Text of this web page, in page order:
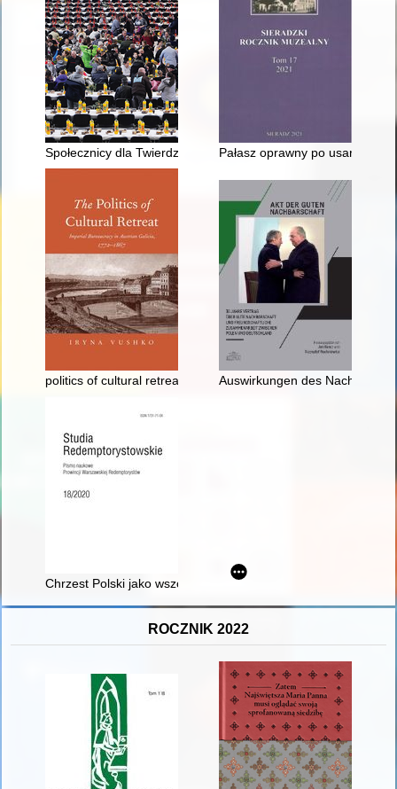
Społecznicy dla Twierdzy PoznańPałasz oprawny po usarsku
politics of cultural retreat : imperial bureaucracy in Austrian
Auswirkungen des
Chrzest Polski jako wszczepienie w filozoficzną kulturę
ROCZNIK 2022